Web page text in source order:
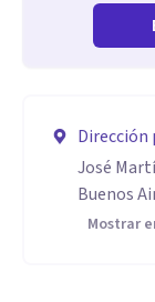
José
Buenos
Mostrar